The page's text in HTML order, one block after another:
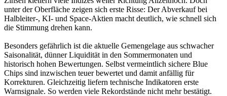
unter der Oberfläche zeigen sich erste Risse: Der Abverkauf bei
Halbleiter-, KI- und Space-Aktien macht deutlich, wie schnell sich
die Stimmung drehen kann.
Besonders gefährlich ist die aktuelle Gemengelage aus schwacher
Saisonalität, dünner Liquidität in den Sommermonaten und
historisch hohen Bewertungen. Selbst vermeintlich sichere Blue
Chips sind inzwischen teuer bewertet und damit anfällig für
Korrekturen. Gleichzeitig liefern technische Indikatoren erste
Warnsignale. So werden viele Rekordstände nicht mehr bestätigt.